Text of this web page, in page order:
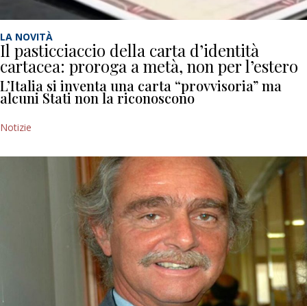
LA NOVITÀ
Il pasticciaccio della carta d’identità
cartacea: proroga a metà, non per l’estero
L’Italia si inventa una carta “provvisoria” ma
alcuni Stati non la riconoscono
Notizie